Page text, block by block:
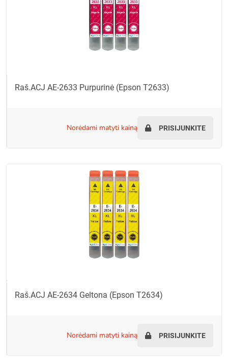
Raš.ACJ AE-2633 Purpurinė (Epson T2633)
norėdami matyti kainą PRISIJUNKITE
Raš.ACJ AE-2634 Geltona (Epson T2634)
norėdami matyti kainą PRISIJUNKITE